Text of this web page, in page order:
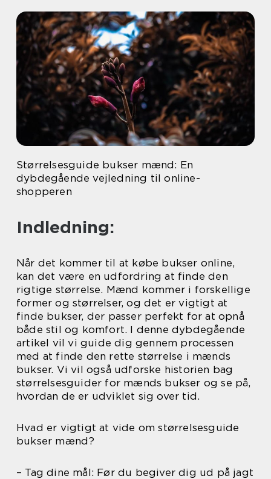
Størrelsesguide bukser mænd: En
dybdegående vejledning til online-
shopperen
Indledning:
Når det kommer til at købe bukser online,
kan det være en udfordring at finde den
rigtige størrelse. Mænd kommer i forskellige
former og størrelser, og det er vigtigt at
finde bukser, der passer perfekt for at opnå
både stil og komfort. I denne dybdegående
artikel vil vi guide dig gennem processen
med at finde den rette størrelse i mænds
bukser. Vi vil også udforske historien bag
størrelsesguider for mænds bukser og se på,
hvordan de er udviklet sig over tid.
Hvad er vigtigt at vide om størrelsesguide
bukser mænd?
– Tag dine mål: Før du begiver dig ud på jagt